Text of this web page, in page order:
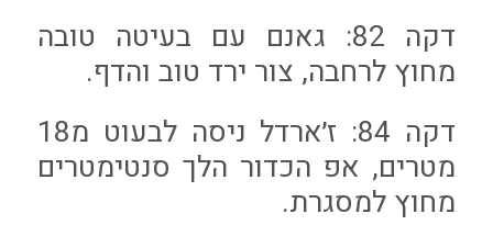
דקה 82: גאנם עם בעיטה טובה
מחוץ לרחבה, צור ירד טוב והדף.
דקה 84: ז׳ארדל ניסה לבעוט מ18
מטרים, אפ הכדור הלך סנטימטרים
מחוץ למסגרת.